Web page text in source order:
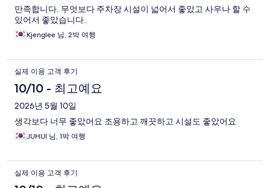
만족합니다. 무엇보다 주차장 시설이 넓어서 좋았고 사우나 할 수
있어서 좋았습니다.
Kjenglee 님, 2박 여행
실제 이용 고객 후기
10/10 - 최고예요
2026년 5월 10일
생각보다 너무 좋았어요 조용하고 깨끗하고 시설도 좋았어요
JUHUI 님, 1박 여행
실제 이용 고객 후기